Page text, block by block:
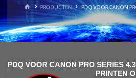
HOMEPRODUCTEN PDQ VOOR CANON
PDQ VOOR CANON PRO SERIES 4.3
PRINTEN